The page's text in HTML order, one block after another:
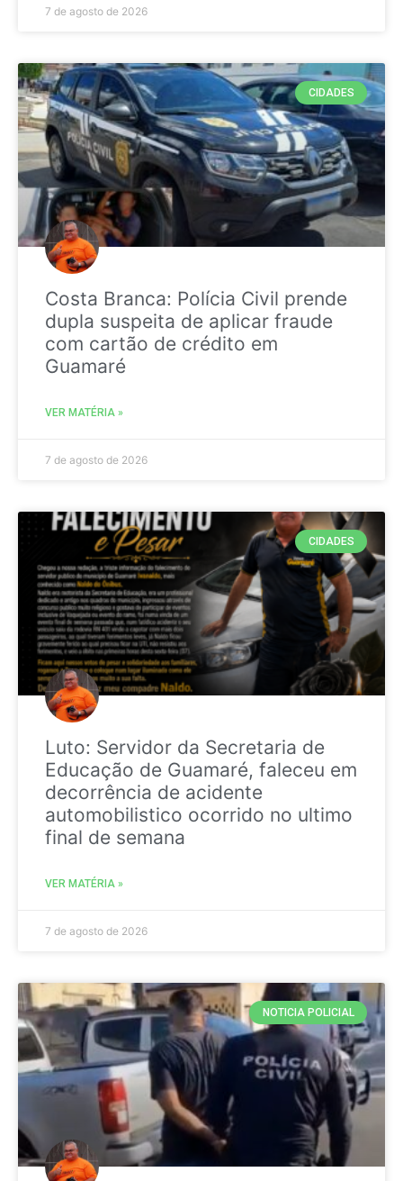
7 de agosto de 2026
CIDADES
Costa Branca: Polícia Civil prende
dupla suspeita de aplicar fraude
com cartão de crédito em
Guamaré
VER MATÉRIA »
7 de agosto de 2026
CIDADES
Luto: Servidor da Secretaria de
Educação de Guamaré, faleceu em
decorrência de acidente
automobilistico ocorrido no ultimo
final de semana
VER MATÉRIA »
7 de agosto de 2026
NOTICIA POLICIAL